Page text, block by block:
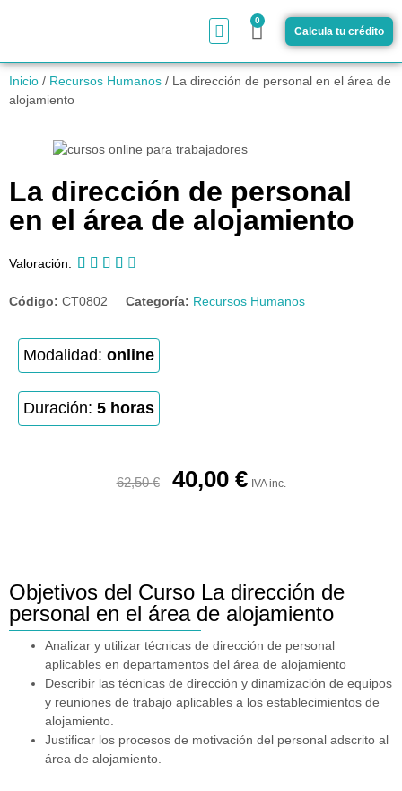
0
Calcula tu crédito
Inicio / Recursos Humanos / La dirección de personal en el área de
alojamiento
La dirección de personal
en el área de alojamiento
Valoración:     
Código: CT0802 Categoría: Recursos Humanos
Modalidad: online
Duración: 5 horas
62,50€ 40,00 € IVA inc.
Objetivos del Curso La dirección de
personal en el área de alojamiento
Analizar y utilizar técnicas de dirección de personal
aplicables en departamentos del área de alojamiento
Describir las técnicas de dirección y dinamización de equipos
y reuniones de trabajo aplicables a los establecimientos de
alojamiento.
Justificar los procesos de motivación del personal adscrito al
área de alojamiento.